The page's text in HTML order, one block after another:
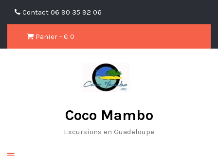
Contact 06 90 35 92 06
Panier - € 0
Coco Mambo
Excursions en Guadeloupe